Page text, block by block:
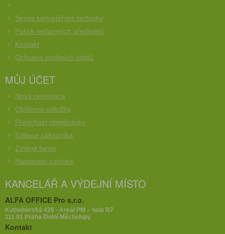
Servis kancelářské techniky
Potisk reklamních předmětů
Kontakt
Ochrana osobních údajů
MŮJ ÚČET
Nová registrace
Oblíbené položky
Předchozí objednávky
Editace zákazníka
Změnit heslo
Nastavení cookies
KANCELÁŘ A VÝDEJNÍ MÍSTO
ALFA OFFICE Pro s.r.o.
Kutnohorská 426 - Areál PM – hala B7
111 01 Praha-Dolní Měcholupy
Kontakt